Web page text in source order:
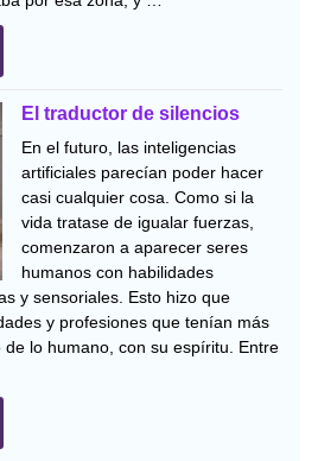
El traductor de silencios
En el futuro, las inteligencias
artificiales parecían poder hacer
casi cualquier cosa. Como si la
vida tratase de igualar fuerzas,
comenzaron a aparecer seres
humanos con habilidades
y sensoriales. Esto hizo que
y profesiones que tenían más
lo humano, con su espíritu. Entre